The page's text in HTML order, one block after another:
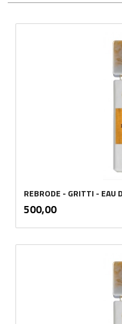
REBRODE - GRITTI - EAU
Pris
500,00mva.